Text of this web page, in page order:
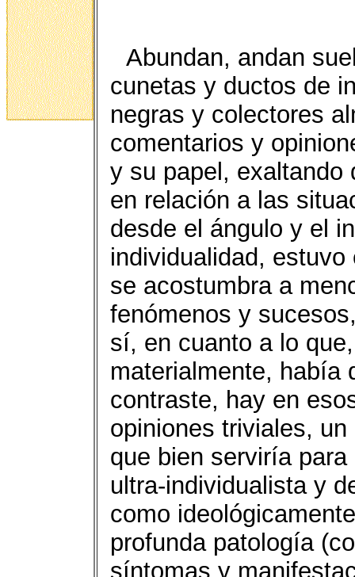
Abundan, andan
cunetas y ductos de
negras y colectores
comentarios y
y su papel, exaltando
en relación a las
desde el ángulo y el
individualidad,
se acostumbra a
fenómenos y
sí, en cuanto a lo
materialmente, había
contraste, hay en
opiniones triviales,
que bien serviría
ultra-individualista y
como
profunda patología
síntomas y